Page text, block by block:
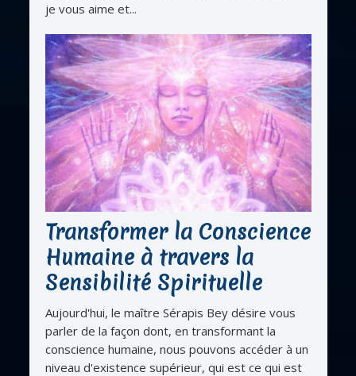
je vous aime et...
Transformer la Conscience
Humaine à travers la
Sensibilité Spirituelle
Aujourd'hui, le maître Sérapis Bey désire vous
parler de la façon dont, en transformant la
conscience humaine, nous pouvons accéder à un
niveau d'existence supérieur, qui est ce qui est